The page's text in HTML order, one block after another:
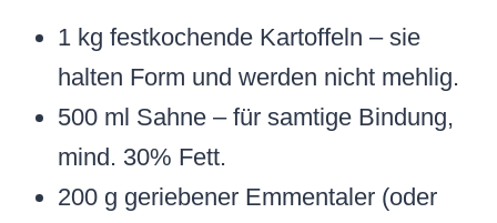
1 kg festkochende Kartoffeln – sie
halten Form und werden nicht mehlig.
500 ml Sahne – für samtige Bindung,
mind. 30% Fett.
200 g geriebener Emmentaler (oder